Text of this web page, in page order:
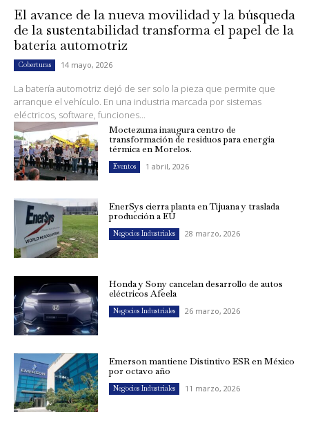
El avance de la nueva movilidad y la búsqueda
de la sustentabilidad transforma el papel de la
batería automotriz
Coberturas 14 mayo, 2026
La batería automotriz dejó de ser solo la pieza que permite que
arranque el vehículo. En una industria marcada por sistemas
eléctricos, software, funciones...
Moctezuma inaugura centro de
transformación de residuos para energía
térmica en Morelos.
Eventos 1 abril, 2026
EnerSys cierra planta en Tijuana y traslada
producción a EU
Negocios Industriales 28 marzo, 2026
Honda y Sony cancelan desarrollo de autos
eléctricos Afeela
Negocios Industriales 26 marzo, 2026
Emerson mantiene Distintivo ESR en México
por octavo año
Negocios Industriales 11 marzo, 2026